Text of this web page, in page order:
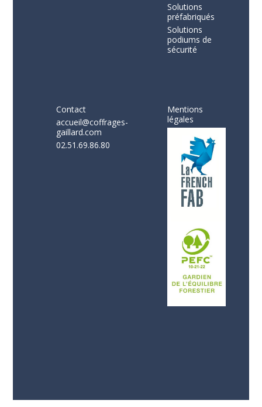
Solutions
préfabriqués
Solutions
podiums de
sécurité
Contact
accueil@coffrages-
gaillard.com
02.51.69.86.80
Mentions
légales